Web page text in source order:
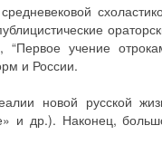
учение
и России.
новой русской
и др.). Наконец,